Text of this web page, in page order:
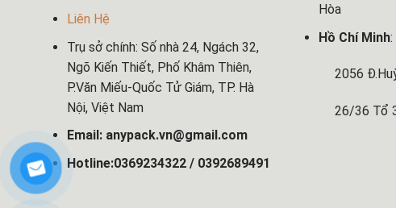
Liên Hệ
Trụ sở chính: Số nhà 24, Ngách 32,
Ngõ Kiến Thiết, Phố Khâm Thiên,
P.Văn Miếu-Quốc Tử Giám, TP. Hà
Nội, Việt Nam
Email: anypack.vn@gmail.com
Hotline:0369234322 / 0392689491
Hòa
Hồ Chí Minh:
2056
26/36 Tổ 30